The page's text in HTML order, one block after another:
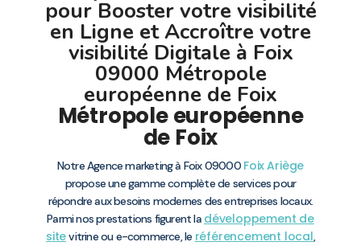
pour Booster votre visibilité
en Ligne et Accroître votre
visibilité Digitale à Foix
09000 Métropole
européenne de Foix
Métropole européenne
de Foix
Notre Agence marketing à Foix 09000 FoixAriège
propose une gamme complète de services pour
répondre aux besoins modernes des entreprises locaux.
Parmi nos prestations figurent la développement de
sitevitrine ou e-commerce, le référencement local,